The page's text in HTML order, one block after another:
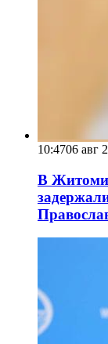
10:4706 авг
В